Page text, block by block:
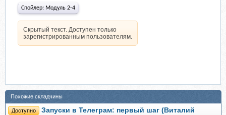
Спойлер: Модуль 2-4
Скрытый текст. Доступен только
зарегистрированным пользователям.
Похожие складчины
Доступно
Запуски в Телеграм: первый шаг (Виталий